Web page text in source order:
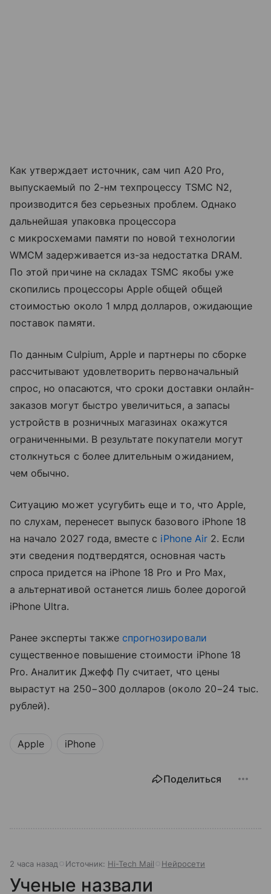
Как утверждает источник, сам чип A20 Pro,
выпускаемый по 2-нм техпроцессу TSMC N2,
производится без серьезных проблем. Однако
дальнейшая упаковка процессора
с микросхемами памяти по новой технологии
WMCM задерживается из-за недостатка DRAM.
По этой причине на складах TSMC якобы уже
скопились процессоры Apple общей общей
стоимостью около 1 млрд долларов, ожидающие
поставок памяти.
По данным Culpium, Apple и партнеры по сборке
рассчитывают удовлетворить первоначальный
спрос, но опасаются, что сроки доставки онлайн-
заказов могут быстро увеличиться, а запасы
устройств в розничных магазинах окажутся
ограниченными. В результате покупатели могут
столкнуться с более длительным ожиданием,
чем обычно.
Ситуацию может усугубить еще и то, что Apple,
по слухам, перенесет выпуск базового iPhone 18
на начало 2027 года, вместе с iPhone Air2. Если
эти сведения подтвердятся, основная часть
спроса придется на iPhone 18 Pro и Pro Max,
а альтернативой останется лишь более дорогой
iPhone Ultra.
Ранее эксперты такжеспрогнозировали
существенное повышение стоимости iPhone 18
Pro. Аналитик Джефф Пу считает, что цены
вырастут на 250−300 долларов (около 20−24 тыс.
рублей).
Apple iPhone
Поделиться
2 часа назад Источник: Hi-Tech Mail Нейросети
Ученые назвали